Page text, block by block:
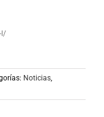
l/
Noticias,